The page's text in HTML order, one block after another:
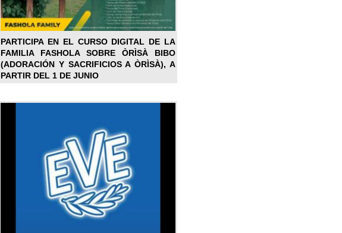
PARTICIPA EN EL CURSO DIGITAL DE LA
FAMILIA FASHOLA SOBRE ÒRÌSÀ BIBO
(ADORACIÓN Y SACRIFICIOS A ÒRÌSÀ), A
PARTIR DEL 1 DE JUNIO